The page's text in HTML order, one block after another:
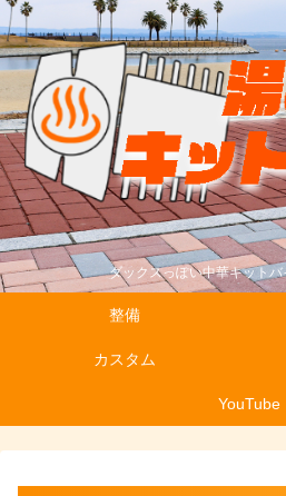
ダックスっぽい中華キット
整備
カスタム
YouTube